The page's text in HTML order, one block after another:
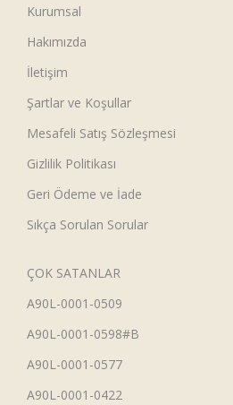
Kurumsal
Hakımızda
İletişim
Şartlar ve Koşullar
Mesafeli Satış Sözleşmesi
Gizlilik Politikası
Geri Ödeme ve İade
Sıkça Sorulan Sorular
ÇOK SATANLAR
A90L-0001-0509
A90L-0001-0598#B
A90L-0001-0577
A90L-0001-0422